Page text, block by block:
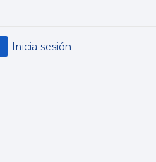
Inicia sesión